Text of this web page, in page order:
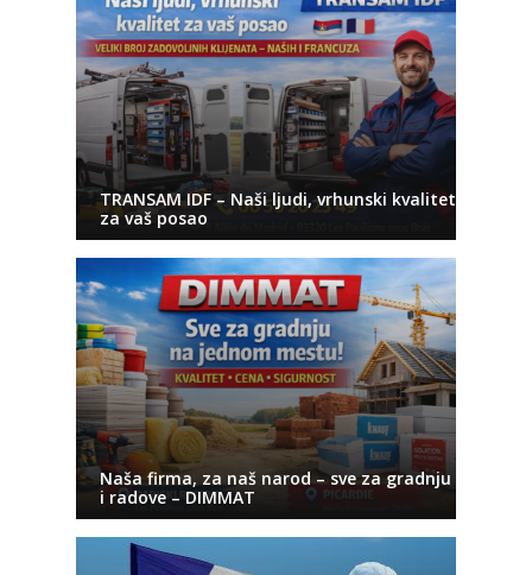
TRANSAM IDF – Naši ljudi, vrhunski kvalitet
za vaš posao
Naša firma, za naš narod – sve za gradnju
i radove – DIMMAT